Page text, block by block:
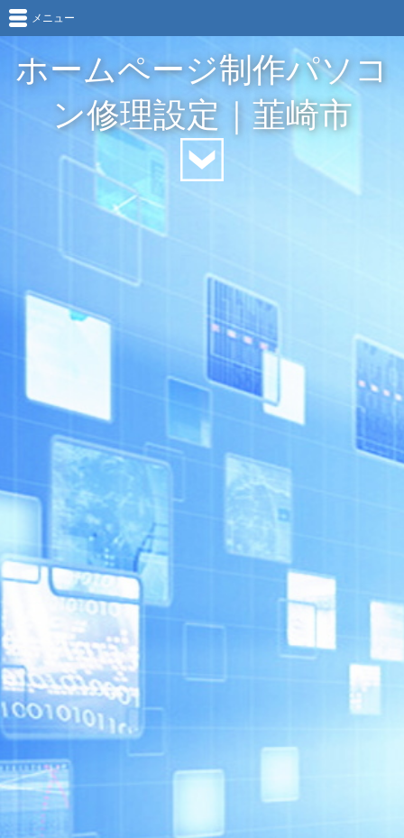
ホームページ制作パソコ
ン修理設定｜韮崎市
メニュー